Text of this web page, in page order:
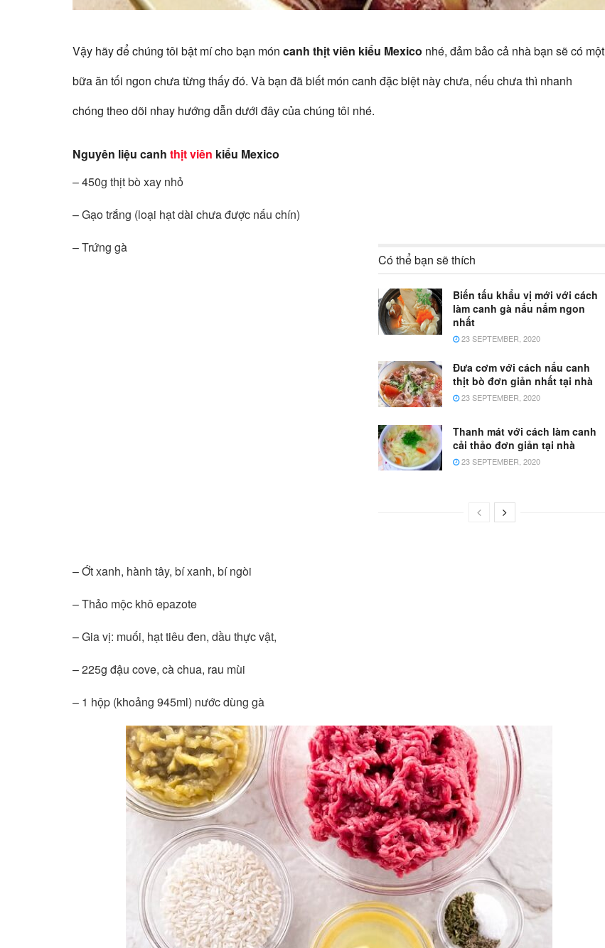
Vậy hãy để chúng tôi bật mí cho bạn món canh thịt viên kiểu Mexico nhé, đảm bảo cả nhà bạn sẽ có một
bữa ăn tối ngon chưa từng thấy đó. Và bạn đã biết món canh đặc biệt này chưa, nếu chưa thì nhanh
chóng theo dõi nhay hướng dẫn dưới đây của chúng tôi nhé.
Nguyên liệu canh thịt viên kiểu Mexico
– 450g thịt bò xay nhỏ
– Gạo trắng (loại hạt dài chưa được nấu chín)
Có thể bạn sẽ thích
Biến tấu khẩu vị mới với cách
làm canh gà nấu nấm ngon
nhất
23 SEPTEMBER, 2020
Đưa cơm với cách nấu canh
thịt bò đơn giản nhất tại nhà
23 SEPTEMBER, 2020
Thanh mát với cách làm canh
cải thảo đơn giản tại nhà
23 SEPTEMBER, 2020
– Trứng gà
– Ớt xanh, hành tây, bí xanh, bí ngòi
– Thảo mộc khô epazote
– Gia vị: muối, hạt tiêu đen, dầu thực vật,
– 225g đậu cove, cà chua, rau mùi
– 1 hộp (khoảng 945ml) nước dùng gà